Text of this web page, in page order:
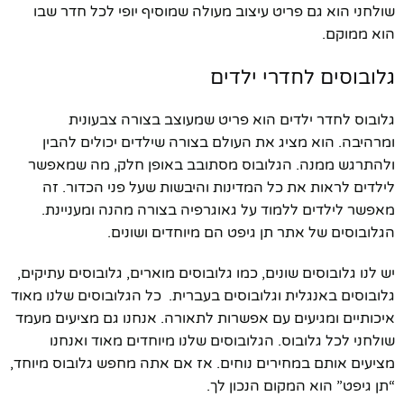
שולחני הוא גם פריט עיצוב מעולה שמוסיף יופי לכל חדר שבו
הוא ממוקם.
גלובוסים לחדרי ילדים
גלובוס לחדר ילדים הוא פריט שמעוצב בצורה צבעונית
ומרהיבה. הוא מציג את העולם בצורה שילדים יכולים להבין
ולהתרגש ממנה. הגלובוס מסתובב באופן חלק, מה שמאפשר
לילדים לראות את כל המדינות והיבשות שעל פני הכדור. זה
מאפשר לילדים ללמוד על גאוגרפיה בצורה מהנה ומעניינת.
הגלובוסים של אתר תן גיפט הם מיוחדים ושונים.
יש לנו גלובוסים שונים, כמו גלובוסים מוארים, גלובוסים עתיקים,
גלובוסים באנגלית וגלובוסים בעברית. כל הגלובוסים שלנו מאוד
איכותיים ומגיעים עם אפשרות לתאורה. אנחנו גם מציעים מעמד
שולחני לכל גלובוס. הגלובוסים שלנו מיוחדים מאוד ואנחנו
מציעים אותם במחירים נוחים. אז אם אתה מחפש גלובוס מיוחד,
“תן גיפט” הוא המקום הנכון לך.